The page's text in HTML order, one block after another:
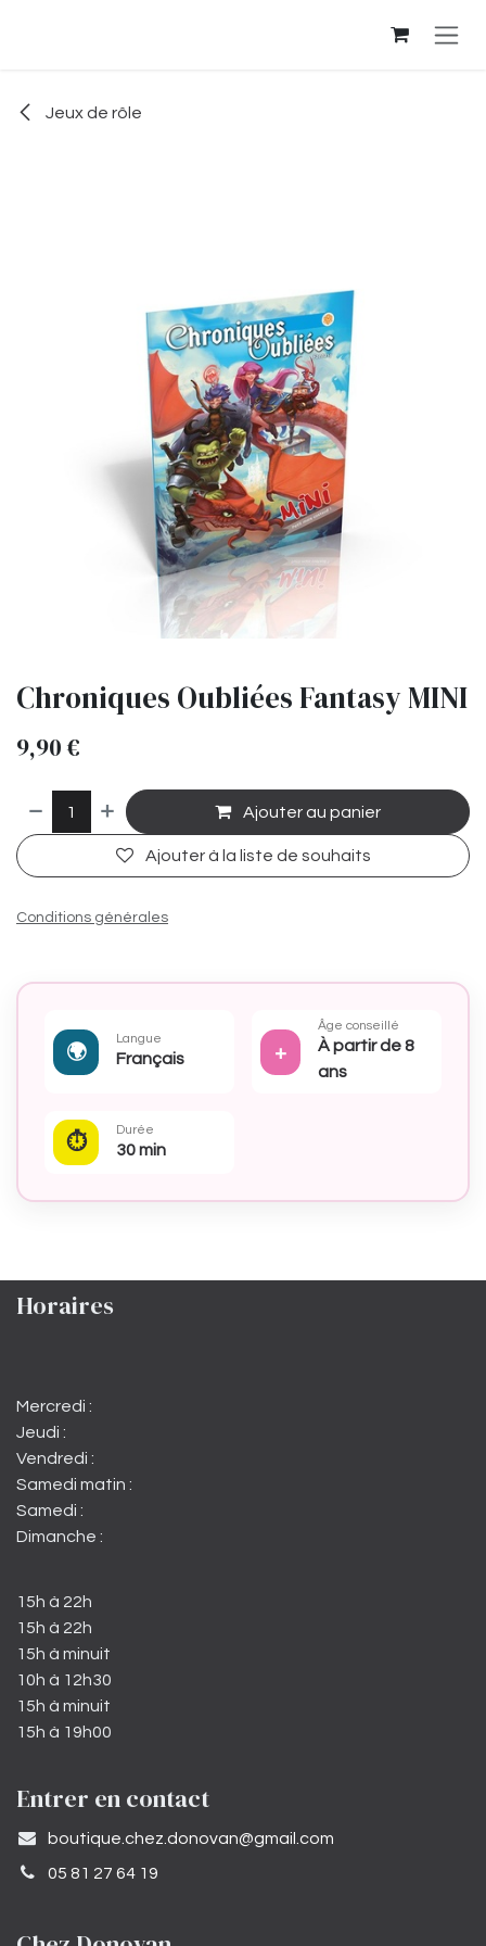
Jeux de rôle
Chroniques Oubliées Fantasy MINI
9,90 €
Ajouter au panier
Ajouter à la liste de souhaits
Conditions générales
🌍
Langue
Français +
Âge conseillé
À partir de 8
ans
⏱
Durée
30 min
Horaires
Mercredi :
Jeudi :
Vendredi :
Samedi matin :
Samedi :
Dimanche :
15h à 22h
15h à 22h
15h à minuit
10h à 12h30
15h à minuit
15h à 19h00
Entrer en contact
​boutique.chez.donovan@gmail.com​
05 81 27 64 19